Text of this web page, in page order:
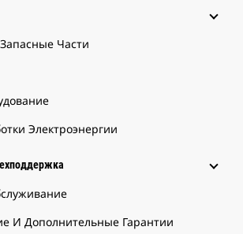
Части
Электроэнергии
И Дополнительные Гарантии